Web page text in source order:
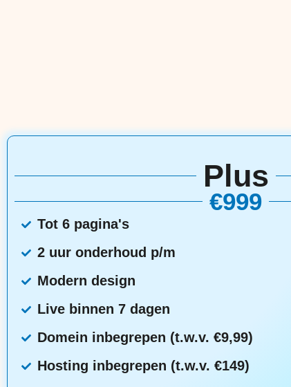
Plus
€999
Tot 6 pagina's
2 uur onderhoud p/m
Modern design
Live binnen 7 dagen
Domein inbegrepen (t.w.v. €9,99)
Hosting inbegrepen (t.w.v. €149)